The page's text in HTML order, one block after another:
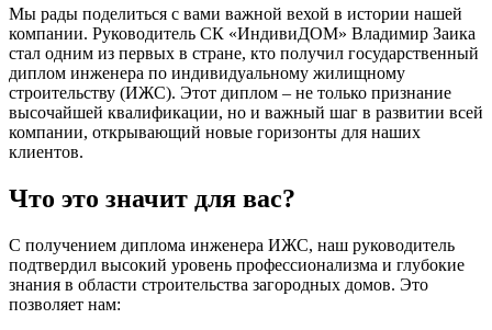
Мы рады поделиться с вами важной вехой в истории нашей
компании. Руководитель СК «ИндивиДОМ» Владимир Заика
стал одним из первых в стране, кто получил государственный
диплом инженера по индивидуальному жилищному
строительству (ИЖС). Этот диплом – не только признание
высочайшей квалификации, но и важный шаг в развитии всей
компании, открывающий новые горизонты для наших
клиентов.
Что это значит для вас?
С получением диплома инженера ИЖС, наш руководитель
подтвердил высокий уровень профессионализма и глубокие
знания в области строительства загородных домов. Это
позволяет нам: